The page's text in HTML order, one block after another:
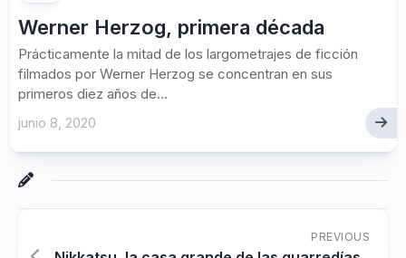
Werner Herzog, primera década
Prácticamente la mitad de los largometrajes de ficción
filmados por Werner Herzog se concentran en sus
primeros diez años de...
junio 8, 2020
PREVIOUS